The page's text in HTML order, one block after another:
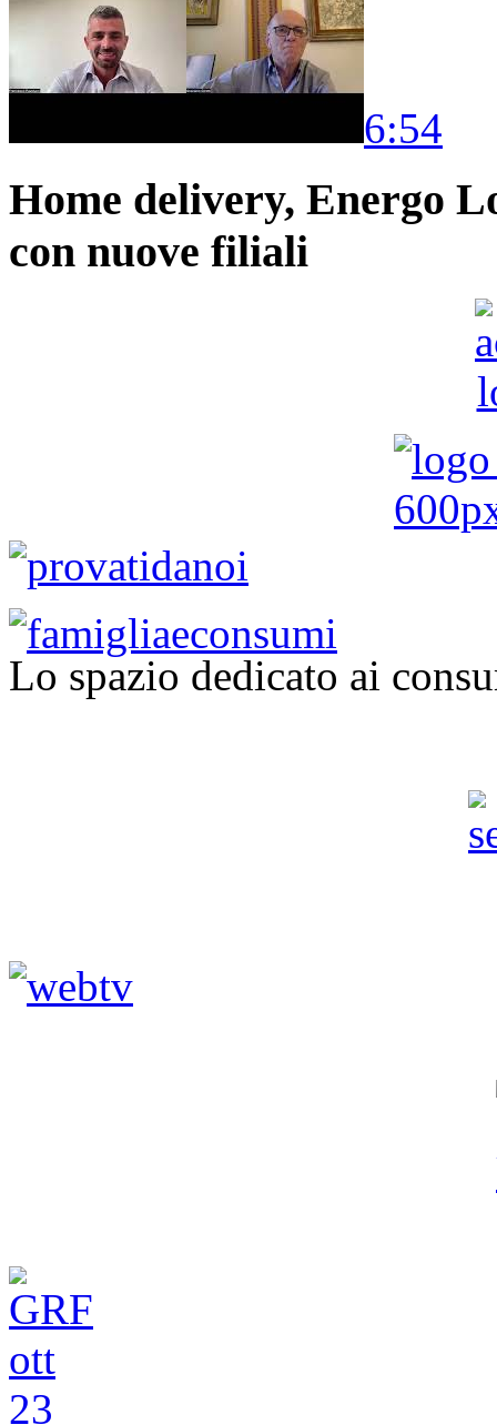
6:54
Home delivery, Energo
con nuove filiali
Lo spazio dedicato ai